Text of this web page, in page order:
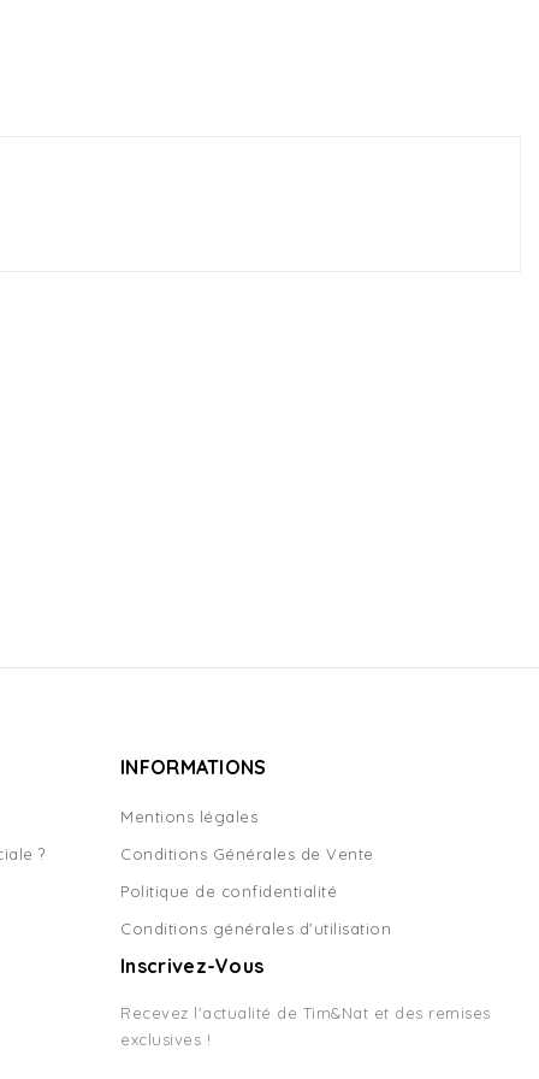
?
INFORMATIONS
Mentions légales
Conditions Générales de Vente
Politique de confidentialité
Conditions générales d'utilisation
Inscrivez-Vous
Recevez l'actualité de Tim&Nat et des remises
exclusives !